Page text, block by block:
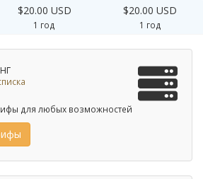
$20.00 USD
1 год
$20.00 USD
1 год
для любых возможностей